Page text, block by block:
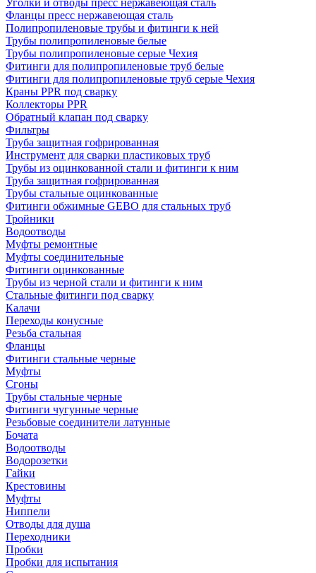
Фланцы пресс нержавеющая сталь
Полипропиленовые трубы и фитинги к ней
Трубы полипропиленовые белые
Трубы полипропиленовые серые Чехия
Фитинги для полипропиленовые труб белые
Фитинги для полипропиленовые труб серые Чехия
Краны PPR под сварку
Коллекторы PPR
Обратный клапан под сварку
Фильтры
Труба защитная гофрированная
Инструмент для сварки пластиковых труб
Трубы из оцинкованной стали и фитинги к ним
Труба защитная гофрированная
Трубы стальные оцинкованные
Фитинги обжимные GEBO для стальных труб
Тройники
Водоотводы
Муфты ремонтные
Муфты соединительные
Фитинги оцинкованные
Трубы из черной стали и фитинги к ним
Стальные фитинги под сварку
Калачи
Переходы конусные
Резьба стальная
Фланцы
Фитинги стальные черные
Муфты
Сгоны
Трубы стальные черные
Фитинги чугунные черные
Резьбовые соединители латунные
Бочата
Водоотводы
Водорозетки
Гайки
Крестовины
Муфты
Ниппели
Отводы для душа
Переходники
Пробки
Пробки для испытания